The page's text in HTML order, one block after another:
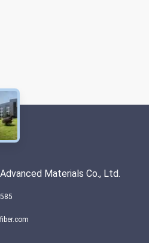
Materials Co., Ltd.